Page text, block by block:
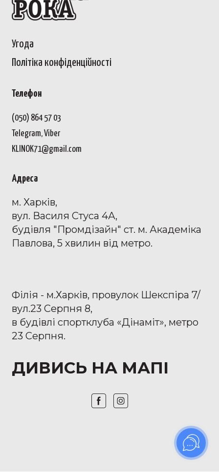
Угода
Політіка конфіденційності
Телефон
(050) 864 57 03
Telegram, Viber
KLINOK71@gmail.com
Адреса
м. Харків,
вул. Василя Стуса 4А,
будівля "Промдізайн" ст. м. Академіка
Павлова, 5 хвилин від метро.
Філія - м.Харків, провулок Шекспіра 7/
вул.23 Серпня 8,
в будівлі спортклуба «Дінаміт», метро
23 Серпня.
ДИВИСЬ НА МАПІ